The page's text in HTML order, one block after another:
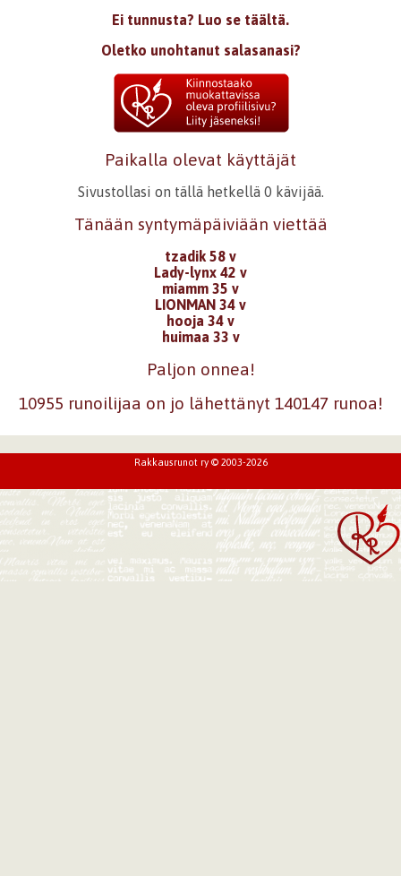
Ei tunnusta? Luo se täältä.
Oletko unohtanut salasanasi?
Paikalla olevat käyttäjät
Sivustollasi on tällä hetkellä 0 kävijää.
Tänään syntymäpäiviään viettää
tzadik 58 v
Lady-lynx 42 v
miamm 35 v
LIONMAN 34 v
hooja 34 v
huimaa 33 v
Paljon onnea!
10955 runoilijaa on jo lähettänyt 140147 runoa!
Rakkausrunot ry © 2003-2026